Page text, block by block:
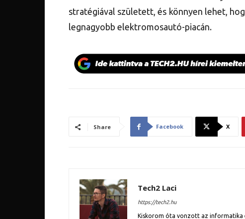
stratégiával született, és könnyen lehet,
legnagyobb elektromosautó-piacán.
Share Facebook X
Tech2 Laci
https://tech2.hu
Kiskorom óta vonzott az informatika